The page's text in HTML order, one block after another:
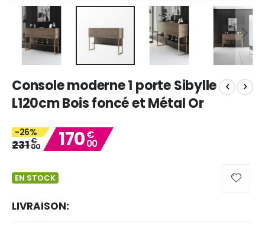
to
the
beginning
the
images
Console moderne 1 porte Sibylle
L120cm Bois foncé et Métal Or
-26%
231€
00 170€
00
EN STOCK
LIVRAISON: